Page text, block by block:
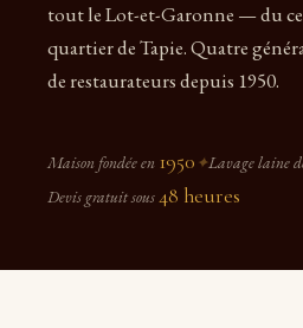
tout le Lot-et-Garonne — du
quartier de Tapie. Quatre
de restaurateurs depuis 1950.
Maison fondée en 1950 ✦Lavage laine
Devis gratuit sous48 heures